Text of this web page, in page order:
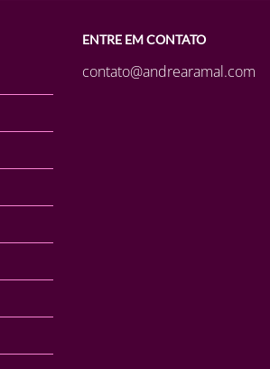
ENTRE EM CONTATO
contato@andrearamal.com